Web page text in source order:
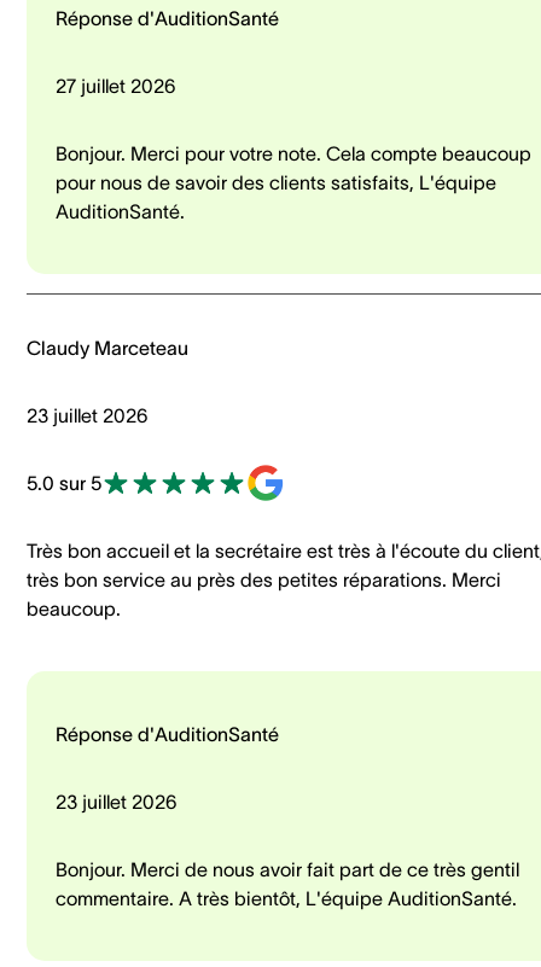
Réponse d'AuditionSanté
27 juillet 2026
Bonjour. Merci pour votre note. Cela compte beaucoup
pour nous de savoir des clients satisfaits, L'équipe
AuditionSanté.
Claudy Marceteau
23 juillet 2026
5.0 sur 5
Très bon accueil et la secrétaire est très à l'écoute du
très bon service au près des petites réparations. Merci
beaucoup.
Réponse d'AuditionSanté
23 juillet 2026
Bonjour. Merci de nous avoir fait part de ce très gentil
commentaire. A très bientôt, L'équipe AuditionSanté.